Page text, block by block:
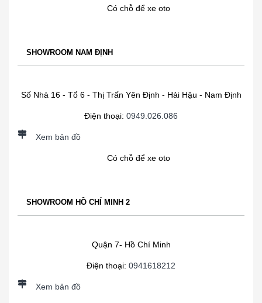
Có chỗ để xe oto
SHOWROOM NAM ĐỊNH
Số Nhà 16 - Tổ 6 - Thị Trấn Yên Định - Hải Hậu - Nam Định
Điện thoại: 0949.026.086
Xem bản đồ
Có chỗ để xe oto
SHOWROOM HỒ CHÍ MINH 2
Quận 7- Hồ Chí Minh
Điện thoại: 0941618212
Xem bản đồ